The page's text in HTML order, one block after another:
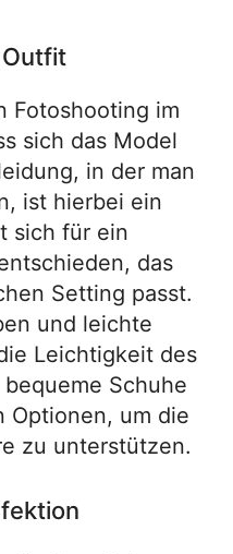
Fotoshooting im
sich das Model
in der man
ist hierbei ein
sich für ein
das
Setting passt.
und leichte
Leichtigkeit des
Schuhe
Optionen, um die
zu unterstützen.